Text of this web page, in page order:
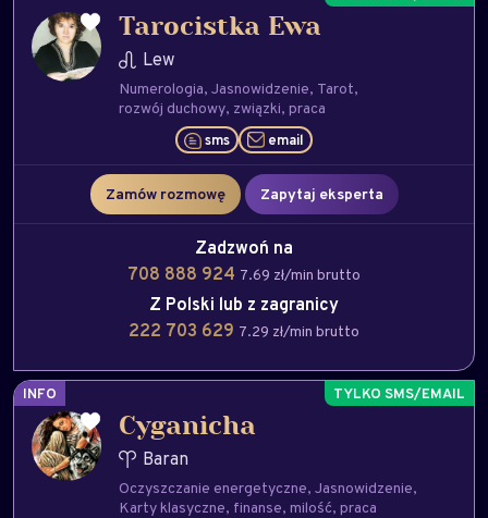
Tarocistka Ewa
Lew
Numerologia Jasnowidzenie Tarot
rozwój duchowy związki praca
sms email
Zamów rozmowę Zapytaj eksperta
Zadzwoń na
708 888 924 7.69 zł/min brutto
Z Polski lub z zagranicy
222 703 629 7.29 zł/min brutto
INFO
Cyganicha
Baran
Oczyszczanie energetyczne Jasnowidzenie
Karty klasyczne finanse milość praca